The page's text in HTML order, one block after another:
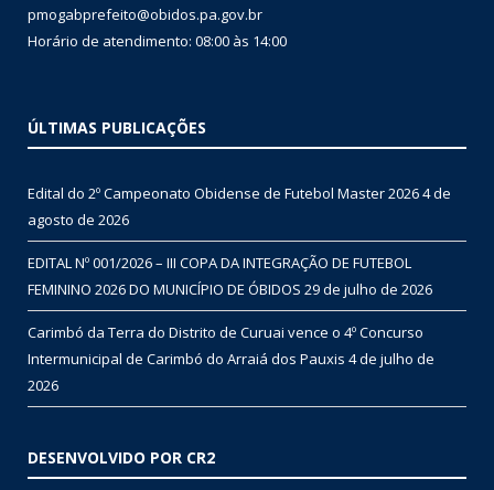
pmogabprefeito@obidos.pa.gov.br
Horário de atendimento: 08:00 às 14:00
ÚLTIMAS PUBLICAÇÕES
Edital do 2º Campeonato Obidense de Futebol Master 20264 de
agosto de 2026
EDITAL Nº 001/2026 – III COPA DA INTEGRAÇÃO DE FUTEBOL
FEMININO 2026 DO MUNICÍPIO DE ÓBIDOS 29 de julho de 2026
Carimbó da Terra do Distrito de Curuai vence o 4º Concurso
Intermunicipal de Carimbó do Arraiá dos Pauxis 4 de julho de
2026
DESENVOLVIDO POR CR2